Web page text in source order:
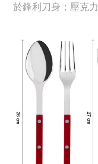
於鋒利刀身 ；壓克力